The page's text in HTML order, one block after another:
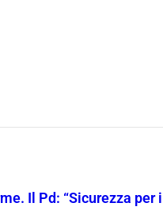
Il Pd: “Sicurezza per i